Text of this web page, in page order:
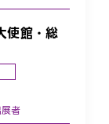
使館・総